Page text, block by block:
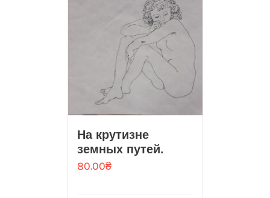
На крутизне
земных путей.
80.00₴